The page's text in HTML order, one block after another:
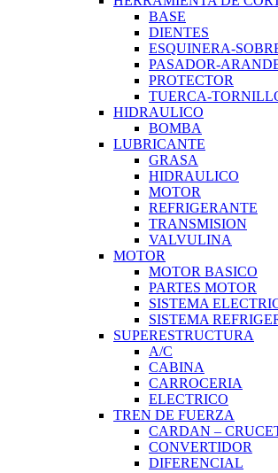
BASE
DIENTES
ESQUINERA-
PASADOR-
PROTECTOR
TUERCA-
HIDRAULICO
BOMBA
LUBRICANTE
GRASA
HIDRAULICO
MOTOR
REFRIGERANTE
TRANSMISION
VALVULINA
MOTOR
MOTOR BASICO
PARTES MOTOR
SISTEMA
SISTEMA
SUPERESTRUCTURA
A/C
CABINA
CARROCERIA
ELECTRICO
TREN DE FUERZA
CARDAN –
CONVERTIDOR
DIFERENCIAL